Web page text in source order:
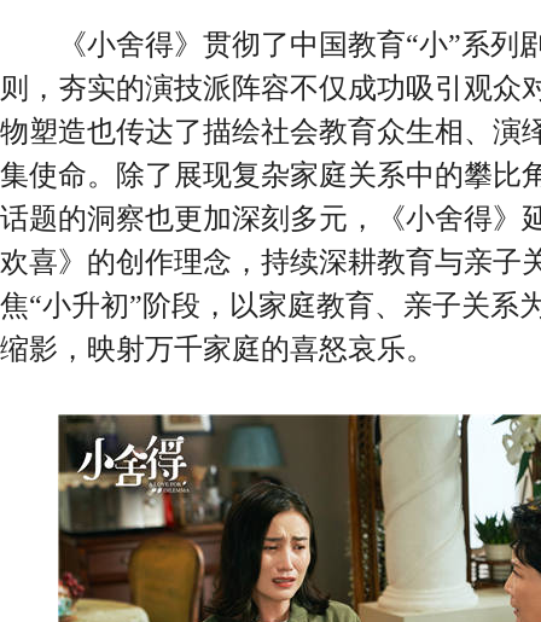
《小舍得》贯彻了中国教育“小”系列
则，夯实的演技派阵容不仅成功吸引观众
物塑造也传达了描绘社会教育众生相、演
集使命。除了展现复杂家庭关系中的攀比
话题的洞察也更加深刻多元，《小舍得》
欢喜》的创作理念，持续深耕教育与亲子
焦“小升初”阶段，以家庭教育、亲子关系
缩影，映射万千家庭的喜怒哀乐。